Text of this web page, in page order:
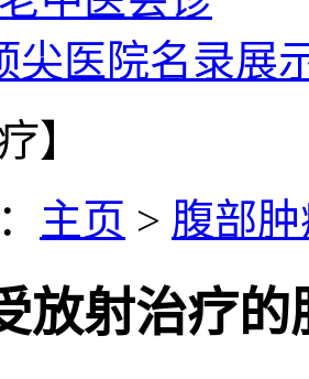
尖医院名录展
】
主页 > 腹部
放射治疗的